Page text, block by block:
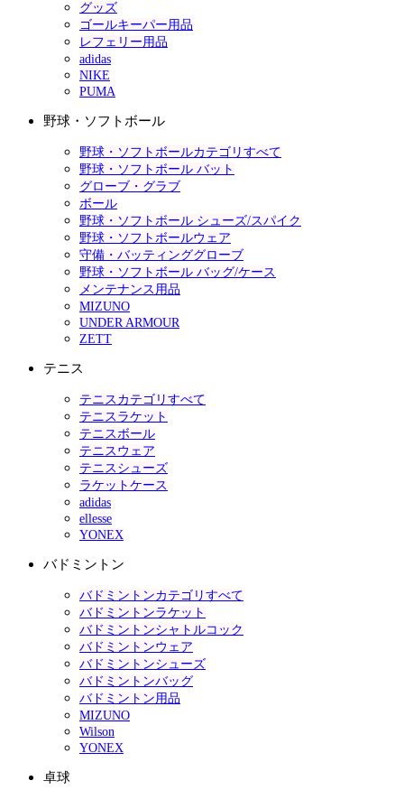
グッズ
ゴールキーパー用品
レフェリー用品
adidas
NIKE
PUMA
野球・ソフトボール
野球・ソフトボールカテゴリすべて
野球・ソフトボール バット
グローブ・グラブ
ボール
野球・ソフトボール シューズ/スパイク
野球・ソフトボールウェア
守備・バッティンググローブ
野球・ソフトボール バッグ/ケース
メンテナンス用品
MIZUNO
UNDER ARMOUR
ZETT
テニス
テニスカテゴリすべて
テニスラケット
テニスボール
テニスウェア
テニスシューズ
ラケットケース
adidas
ellesse
YONEX
バドミントン
バドミントンカテゴリすべて
バドミントンラケット
バドミントンシャトルコック
バドミントンウェア
バドミントンシューズ
バドミントンバッグ
バドミントン用品
MIZUNO
Wilson
YONEX
卓球